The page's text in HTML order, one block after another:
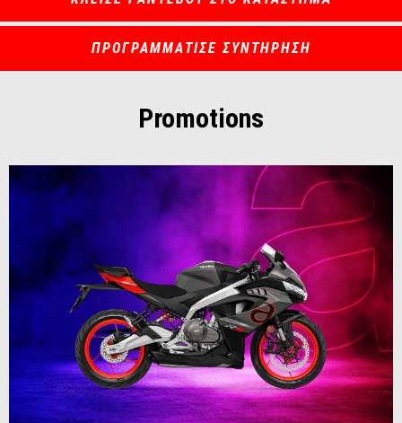
ΠΡΟΓΡΑΜΜΑΤΙΣΕ ΣΥΝΤΗΡΗΣΗ
Promotions